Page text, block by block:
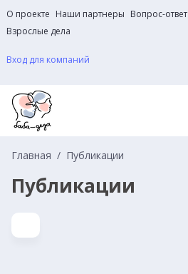
О проекте Наши партнеры Вопрос-ответ
Взрослые дела
Вход для компаний
Главная Публикации
Публикации